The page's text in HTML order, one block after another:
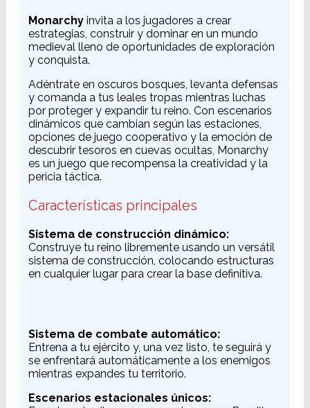
Monarchyinvita a los jugadores a crear
estrategias, construir y dominar en un mundo
medieval lleno de oportunidades de exploración
y conquista.
Adéntrate en oscuros bosques, levanta defensas
y comanda a tus leales tropas mientras luchas
por proteger y expandir tu reino. Con escenarios
dinámicos que cambian según las estaciones,
opciones de juego cooperativo y la emoción de
descubrir tesoros en cuevas ocultas, Monarchy
es un juego que recompensa la creatividad y la
pericia táctica.
Características principales
Sistema de construcción dinámico:
Construye tu reino libremente usando un versátil
sistema de construcción, colocando estructuras
en cualquier lugar para crear la base definitiva.
Sistema de combate automático:
Entrena a tu ejército y, una vez listo, te seguirá y
se enfrentará automáticamente a los enemigos
mientras expandes tu territorio.
Escenarios estacionales únicos: